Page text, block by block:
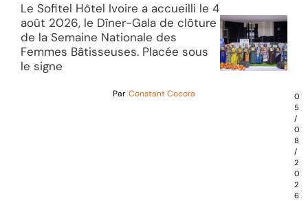
Le Sofitel Hôtel Ivoire a accueilli le 4
août 2026, le Dîner-Gala de clôture
de la Semaine Nationale des
Femmes Bâtisseuses. Placée sous
le signe
Par Constant Cocora
0
5
/
0
8
/
2
0
2
6